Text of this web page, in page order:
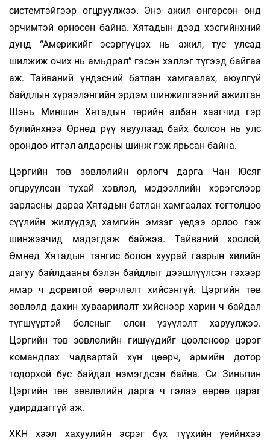
системтэйгээр огцруулжээ. Энэ ажил өнгөрсөн онд
эрчимтэй өрнөсөн байна. Хятадын дээд хэсгийнхний
дунд “Америкийг эсэргүүцэх нь ажил, тус улсад
шилжиж очих нь амьдрал” гэсэн хэллэг түгээд байгаа
аж. Тайваний үндэсний батлан хамгаалах, аюулгүй
байдлын хүрээлэнгийн эрдэм шинжилгээний ажилтан
Шэнь Миншин Хятадын төрийн албан хаагчид гэр
бүлийнхнээ Өрнөд рүү явуулаад байх болсон нь улс
орондоо итгэл алдарсны шинж гэж ярьсан байна.
Цэргийн төв зөвлөлийн орлогч дарга Чан Юсяг
огцруулсан тухай хэвлэл, мэдээллийн хэрэгслээр
зарласны дараа Хятадын батлан хамгаалах тогтолцоо
сүүлийн жилүүдэд хамгийн эмзэг үедээ орлоо гэж
шинжээчид мэдэгдэж байжээ. Тайваний хоолой,
Өмнөд Хятадын тэнгис болон хуурай газрын хилийн
дагуу байлдааны бэлэн байдлыг дээшлүүлсэн гэхээр
ямар ч дорвитой өөрчлөлт хийсэнгүй. Цэргийн төв
зөвлөлд дахин хуваарилалт хийснээр харин ч байдал
түгшүүртэй болсныг олон үзүүлэлт харуулжээ.
Цэргийн төв зөвлөлийн гишүүдийг цөөлснөөр цэрэг
командлах чадвартай хүн цөөрч, армийн дотор
тодорхой бус байдал нэмэгдсэн байна. Си Зиньпин
Цэргийн төв зөвлөлийн дарга ч гэлээ өөрөө цэрэг
удирддаггүй аж.
ХКН хээл хахуулийн эсрэг бүх түүхийн үеийнхээ